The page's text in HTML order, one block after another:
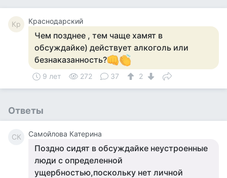
Кр Краснодарский
Чем позднее , тем чаще хамят в
обсуждайке) действует алкоголь или
безнаказанность?
9 лет 272 37 2
Ответы
СК Самойлова Катерина
Поздно сидят в обсуждайке неустроенные
люди с определенной
ущербностью,поскольку нет личной